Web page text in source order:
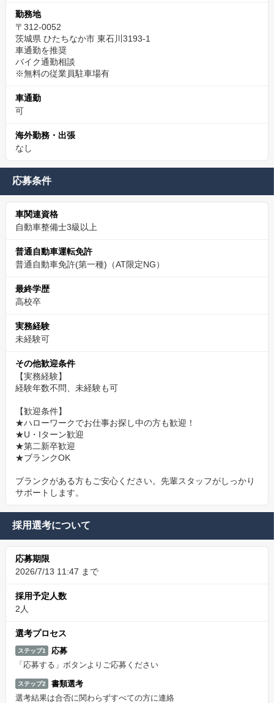
勤務地
〒312-0052
茨城県 ひたちなか市 東石川3193-1
車通勤を推奨
バイク通勤相談
※無料の従業員駐車場有
車通勤
可
海外勤務・出張
なし
応募条件
車関連資格
自動車整備士3級以上
普通自動車運転免許
普通自動車免許(第一種)（AT限定NG）
最終学歴
高校卒
実務経験
未経験可
その他歓迎条件
【実務経験】
経験年数不問、未経験も可
【歓迎条件】
★ハローワークでお仕事お探し中の方も歓迎！
★U・Iターン歓迎
★第二新卒歓迎
★ブランクOK
ブランクがある方もご安心ください。先輩スタッフがしっかり
サポートします。
採用選考について
応募期限
2026/7/13 11:47 まで
採用予定人数
2人
選考プロセス
ステップ1
応募
「応募する」ボタンよりご応募ください
ステップ2
書類選考
選考結果は合否に関わらずすべての方に連絡